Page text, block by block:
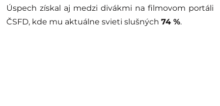
Úspech získal aj medzi divákmi na filmovom portáli
ČSFD, kde mu aktuálne svieti slušných 74 %.